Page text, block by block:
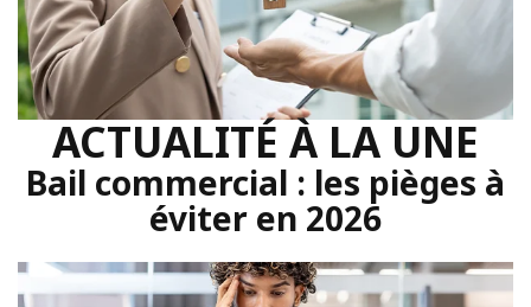
ACTUALITÉ À LA UNE
Bail commercial : les pièges à
éviter en 2026